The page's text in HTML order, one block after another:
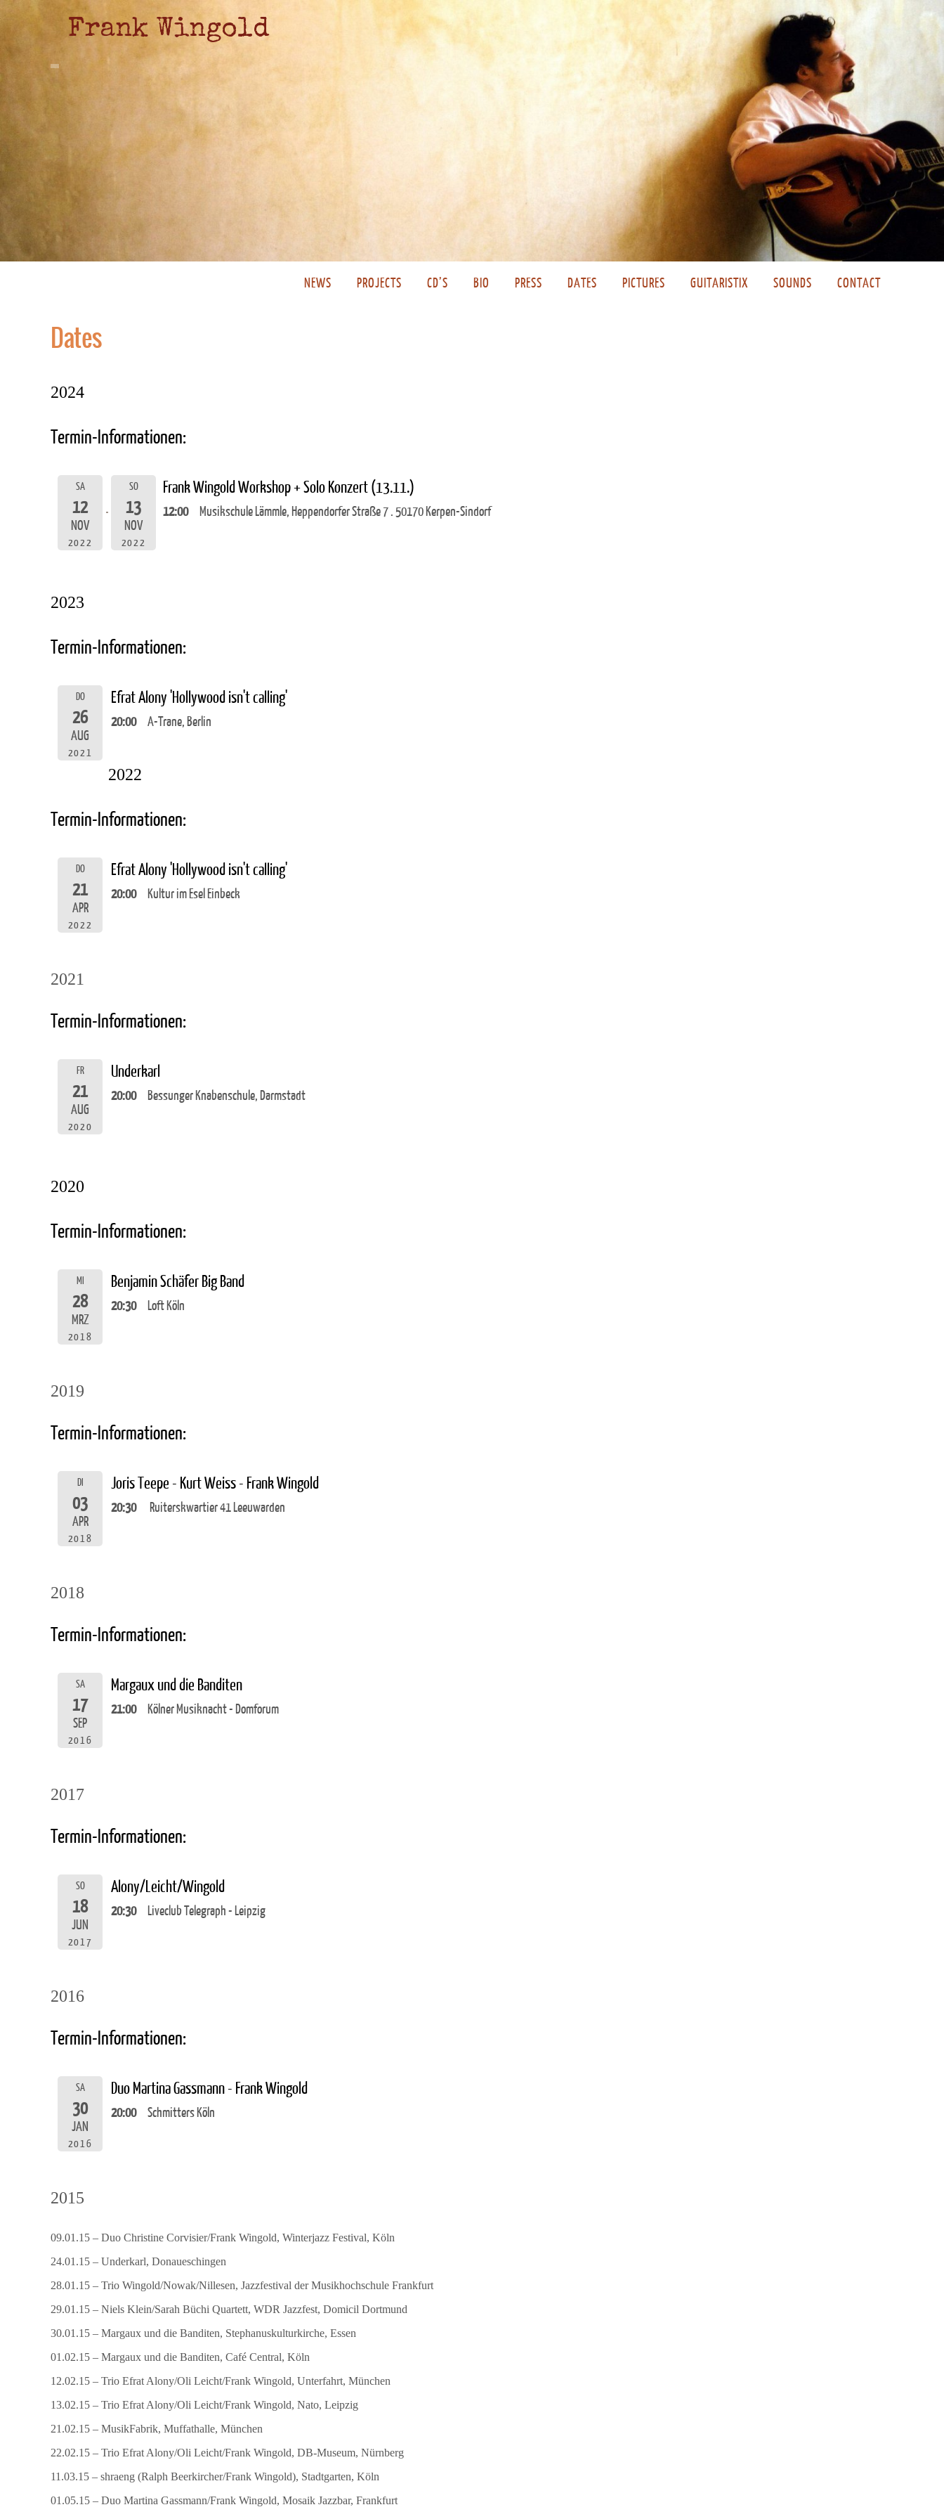
Frank Wingold
NEWS PROJECTS CD’S BIO PRESS DATES PICTURES GUITARISTIX SOUNDS CONTACT
Dates
2024
Termin-Informationen:
SA
12
NOV
2022
SO
13
NOV
2022
Frank Wingold Workshop + Solo Konzert (13.11.)
12:00 Musikschule Lämmle, Heppendorfer Straße 7 . 50170 Kerpen-Sindorf
2023
Termin-Informationen:
DO
26
AUG
2021
Efrat Alony 'Hollywood isn't calling'
20:00 A-Trane, Berlin
2022
Termin-Informationen:
DO
21
APR
2022
Efrat Alony 'Hollywood isn't calling'
20:00 Kultur im Esel Einbeck
2021
Termin-Informationen:
FR
21
AUG
2020
Underkarl
20:00 Bessunger Knabenschule, Darmstadt
2020
Termin-Informationen:
MI
28
MRZ
2018
Benjamin Schäfer Big Band
20:30 Loft Köln
2019
Termin-Informationen:
DI
03
APR
2018
Joris Teepe - Kurt Weiss - Frank Wingold
20:30 Ruiterskwartier 41 Leeuwarden
2018
Termin-Informationen:
SA
17
SEP
2016
Margaux und die Banditen
21:00 Kölner Musiknacht - Domforum
2017
Termin-Informationen:
SO
18
JUN
2017
Alony/Leicht/Wingold
20:30 Liveclub Telegraph - Leipzig
2016
Termin-Informationen:
SA
30
JAN
2016
Duo Martina Gassmann - Frank Wingold
20:00 Schmitters Köln
2015
09.01.15 – Duo Christine Corvisier/Frank Wingold, Winterjazz Festival, Köln
24.01.15 – Underkarl, Donaueschingen
28.01.15 – Trio Wingold/Nowak/Nillesen, Jazzfestival der Musikhochschule Frankfurt
29.01.15 – Niels Klein/Sarah Büchi Quartett, WDR Jazzfest, Domicil Dortmund
30.01.15 – Margaux und die Banditen, Stephanuskulturkirche, Essen
01.02.15 – Margaux und die Banditen, Café Central, Köln
12.02.15 – Trio Efrat Alony/Oli Leicht/Frank Wingold, Unterfahrt, München
13.02.15 – Trio Efrat Alony/Oli Leicht/Frank Wingold, Nato, Leipzig
21.02.15 – MusikFabrik, Muffathalle, München
22.02.15 – Trio Efrat Alony/Oli Leicht/Frank Wingold, DB-Museum, Nürnberg
11.03.15 – shraeng (Ralph Beerkircher/Frank Wingold), Stadtgarten, Köln
01.05.15 – Duo Martina Gassmann/Frank Wingold, Mosaik Jazzbar, Frankfurt